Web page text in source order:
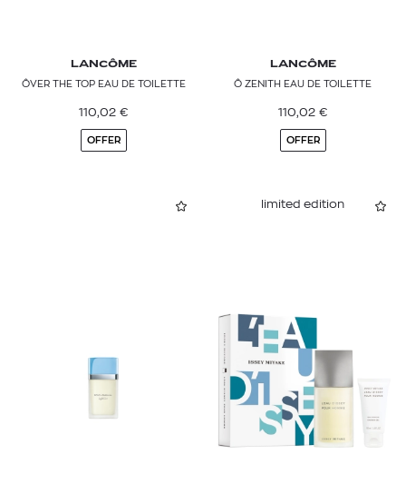
LANCÔME
ÔVER THE TOP EAU DE TOILETTE
110,02 €
OFFER
LANCÔME
Ô ZENITH EAU DE TOILETTE
110,02 €
OFFER
limited edition